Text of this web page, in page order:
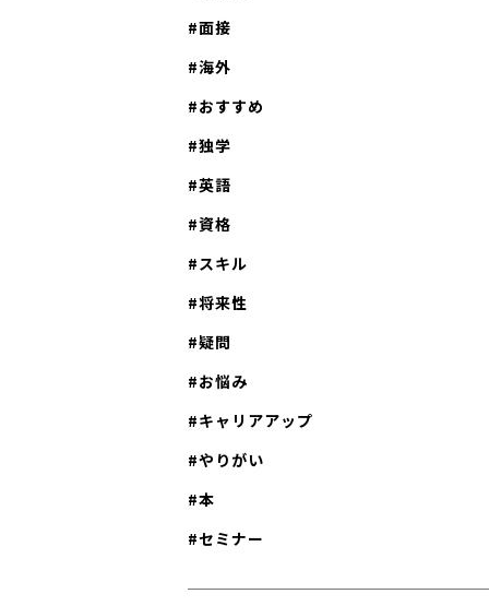
面接
海外
おすすめ
独学
英語
資格
スキル
将来性
疑問
お悩み
キャリアアップ
やりがい
本
セミナー